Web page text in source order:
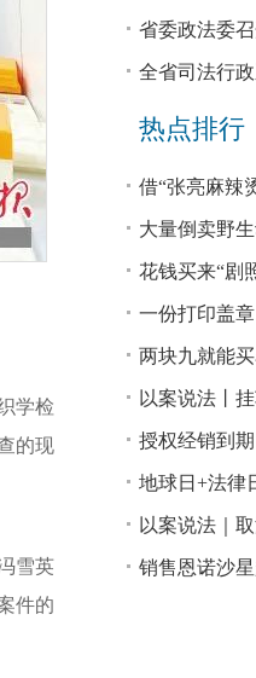
学检
的现
雪英
件的
出彩
欺凌、防性
省委政法委
0327号提案
全省司法行
培训班开班
热点排行
借“张亮麻辣
权！
大量倒卖野
还得赔钱
花钱买来“剧
一份打印盖
谁说了算？
两块九就能
以案说法丨
逃高速通行
授权经销到
权！
地球日+法律
法”
以案说法｜
局！
销售恩诺沙